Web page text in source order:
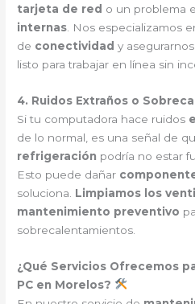
tarjeta de red o un problema
internas . Nos especializamos
de conectividad y
listo para trabajar en línea sin
4. Ruidos Extraños o
Si tu computadora hace ruidos
de lo normal, es una señal de
refrigeración podría no estar
Esto puede dañar
soluciona. Limpiamos los
mantenimiento preventivo
sobrecalentamientos.
¿Qué Servicios Ofrecemos
PC en Morelos?